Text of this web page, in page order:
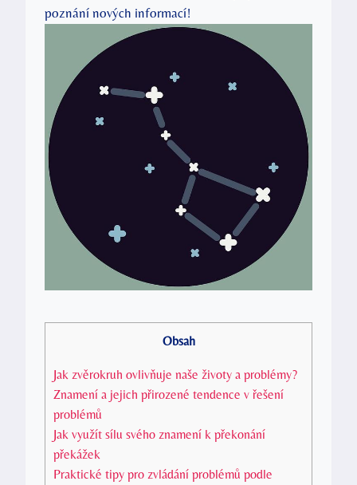
poznání nových informací!
Obsah
Jak zvěrokruh ovlivňuje naše životy a problémy?
Znamení a jejich přirozené tendence v řešení
problémů
Jak využít sílu svého znamení k překonání
překážek
Praktické tipy pro zvládání problémů podle